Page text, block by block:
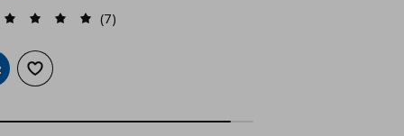
(7)
в кошницата
Добави към списъка с любими